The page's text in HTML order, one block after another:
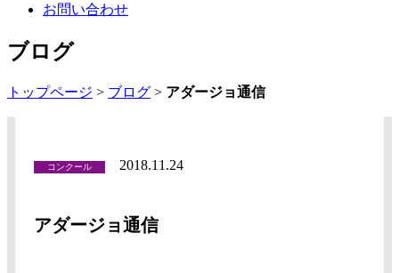
お問い合わせ
ブログ
トップページ > ブログ > アダージョ通信
コンクール 2018.11.24
アダージョ通信